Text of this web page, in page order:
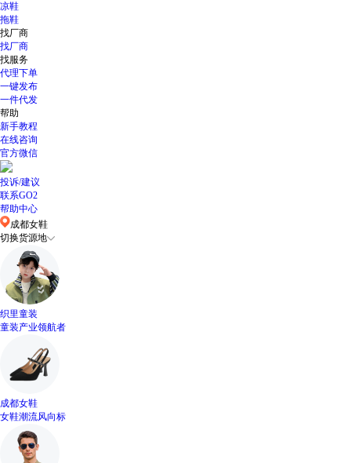
凉鞋
拖鞋
找厂商
找厂商
找服务
代理下单
一键发布
一件代发
帮助
新手教程
在线咨询
官方微信
投诉/建议
联系GO2
帮助中心
成都女鞋
切换货源地
织里童装
童装产业领航者
成都女鞋
女鞋潮流风向标